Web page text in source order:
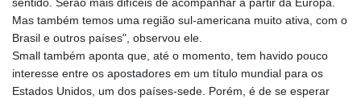
sentido. Serão mais difíceis de acompanhar a partir da Europa.
Mas também temos uma região sul-americana muito ativa, com o
Brasil e outros países", observou ele.
Small também aponta que, até o momento, tem havido pouco
interesse entre os apostadores em um título mundial para os
Estados Unidos, um dos países-sede. Porém, é de se esperar